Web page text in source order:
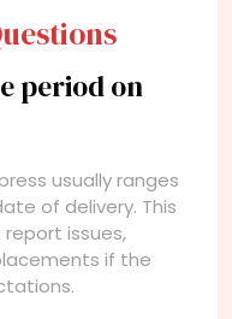
period on
usually ranges
of delivery. This
issues,
if the